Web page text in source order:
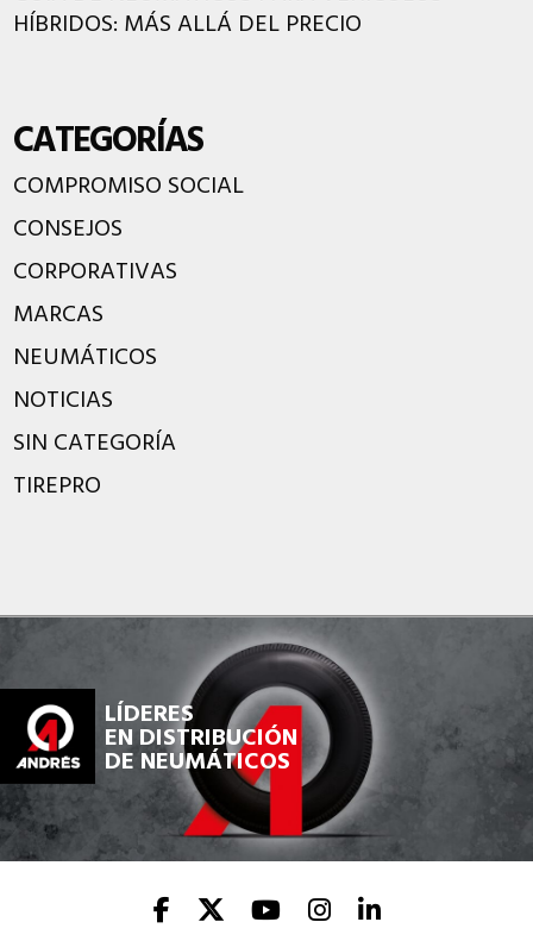
HÍBRIDOS: MÁS ALLÁ DEL PRECIO
CATEGORÍAS
COMPROMISO SOCIAL
CONSEJOS
CORPORATIVAS
MARCAS
NEUMÁTICOS
NOTICIAS
SIN CATEGORÍA
TIREPRO
LÍDERES
EN DISTRIBUCIÓN
DE NEUMÁTICOS